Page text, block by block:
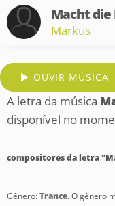
Macht
Markus
OUVIR MÚSICA
A letra da música
disponível no
compositores da letra
Gênero:Trance. O gênero